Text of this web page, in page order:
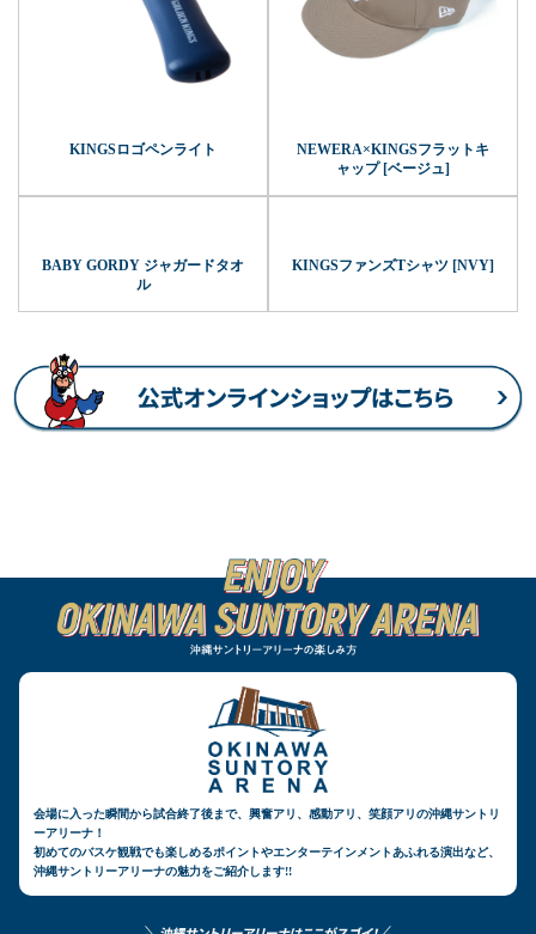
KINGSロゴペンライト
NEWERA×KINGSフラットキ
ャップ [ベージュ]
BABY GORDY ジャガードタオ
ル
KINGSファンズTシャツ [NVY]
会場に入った瞬間から試合終了後まで、興奮アリ、感動アリ、笑顔アリの沖縄サントリ
ーアリーナ！
初めてのバスケ観戦でも楽しめるポイントやエンターテインメントあふれる演出など、
沖縄サントリーアリーナの魅力をご紹介します!!